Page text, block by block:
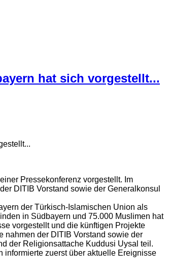
hat sich vorgestellt...
Pressekonferenz vorgestellt. Im
DITIB Vorstand sowie der Generalkonsul
der Türkisch-Islamischen Union als
in Südbayern und 75.000 Muslimen hat
vorgestellt und die künftigen Projekte
nahmen der DITIB Vorstand sowie der
der Religionsattache Kuddusi Uysal teil.
informierte zuerst über aktuelle Ereignisse